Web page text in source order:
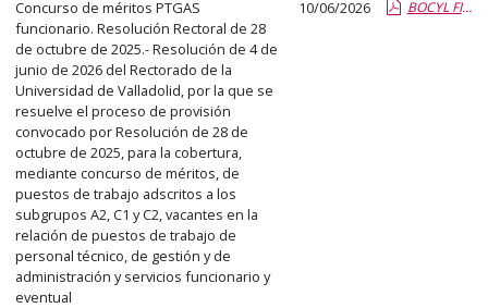
Concurso de méritos PTGAS
funcionario. Resolución Rectoral de 28
de octubre de 2025.- Resolución de 4 de
junio de 2026 del Rectorado de la
Universidad de Valladolid, por la que se
resuelve el proceso de provisión
convocado por Resolución de 28 de
octubre de 2025, para la cobertura,
mediante concurso de méritos, de
puestos de trabajo adscritos a los
subgrupos A2, C1 y C2, vacantes en la
relación de puestos de trabajo de
personal técnico, de gestión y de
administración y servicios funcionario y
eventual
10/06/2026 BOCYL FINAL CM.pdf.pdf